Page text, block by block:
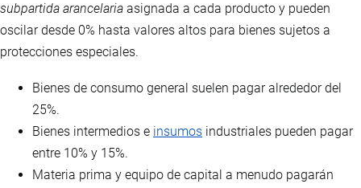
subpartida arancelaria asignada a cada producto y pueden
oscilar desde 0% hasta valores altos para bienes sujetos a
protecciones especiales.
Bienes de consumo general suelen pagar alrededor del
25%.
Bienes intermedios e insumos industriales pueden pagar
entre 10% y 15%.
Materia prima y equipo de capital a menudo pagarán